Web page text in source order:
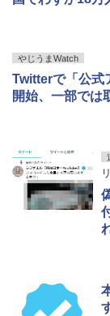
やじうまWatch
Twitterで「公式
開始、一部では